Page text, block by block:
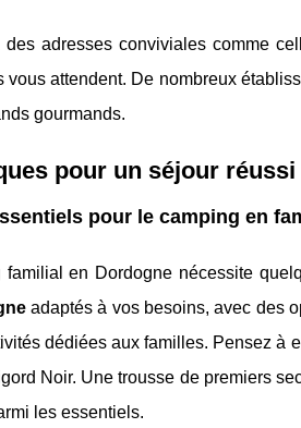
des adresses conviviales comme
vous attendent. De nombreux
gourmands.
pour un séjour réussi
pour le camping en
familial en Dordogne nécessite
adaptés à vos besoins, avec des
dédiées aux familles. Pensez à
Noir. Une trousse de premiers
les essentiels.